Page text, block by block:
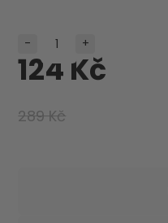
289 Kč
124 Kč
- +